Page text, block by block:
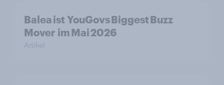
Balea ist YouGovs Biggest Buzz
Mover im Mai 2026
Artikel